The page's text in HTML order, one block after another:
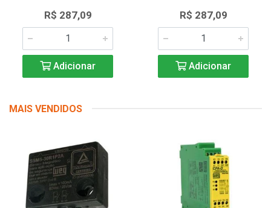
R$ 287,09
Adicionar
R$ 287,09
Adicionar
MAIS VENDIDOS